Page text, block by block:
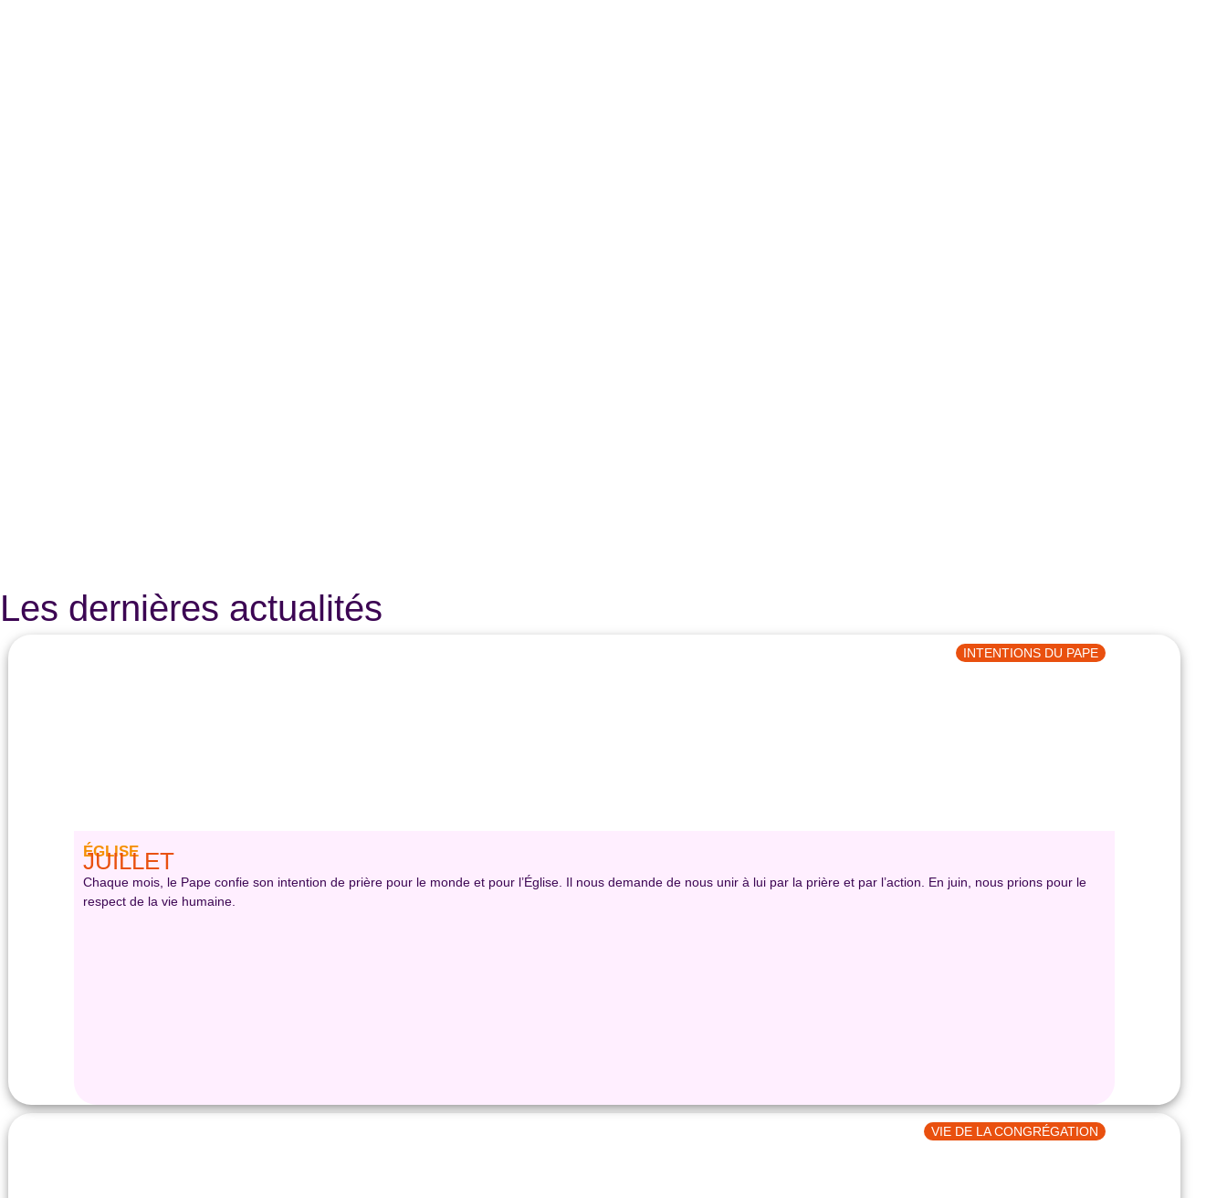
Les dernières actualités
INTENTIONS DU PAPE
ÉGLISE
JUILLET
Chaque mois, le Pape confie son intention de prière pour le monde et pour l’Église. Il nous demande de nous unir à lui par la prière et par l’action. En juin, nous prions pour le
respect de la vie humaine.
VIE DE LA CONGRÉGATION